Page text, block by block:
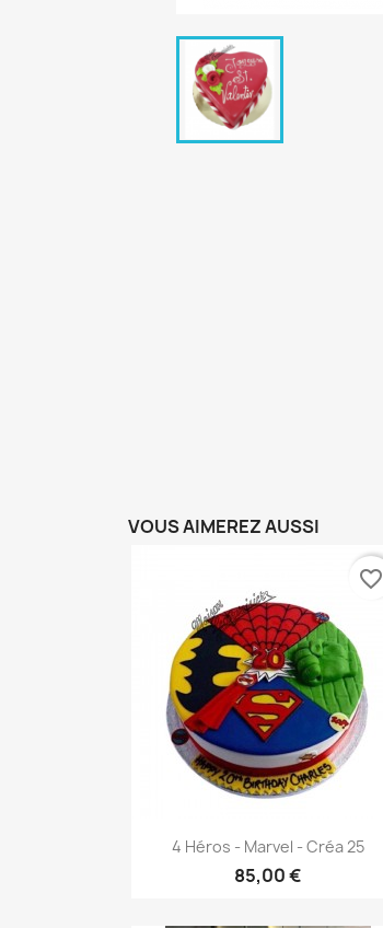
VOUS AIMEREZ AUSSI
Aperçu rapide
4 Héros - Marvel - Créa 25
85,00 €
favorite_border